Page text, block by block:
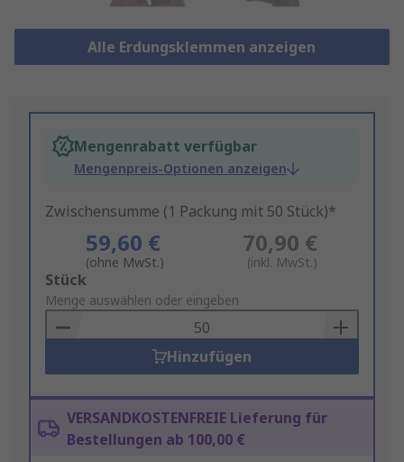
Alle Erdungsklemmen anzeigen
Mengenrabatt verfügbar
Mengenpreis-Optionen anzeigen
Zwischensumme (1 Packung mit 50 Stück)*
59,60 €
(ohne MwSt.)
70,90 €
(inkl. MwSt.)
Add
to
Basket
Stück
Menge auswählen oder eingeben
Hinzufügen
VERSANDKOSTENFREIE Lieferung für
Bestellungen ab 100,00 €